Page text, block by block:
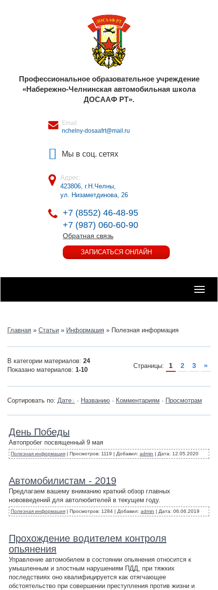
Профессиональное образовательное учреждение
«Набережно-Челнинская автомобильная школа
ДОСААФ РТ».
Email
nchelny-dosaafrt@mail.ru
Мы в соц. сетях
Адрес:
423806, г.Н.Челны,
ул. Низаметдинова, 26
+7 (8552) 46-48-95
+7 (987) 060-60-90
Обратная связь
ЗАПИСАТЬСЯ ОНЛАЙН
Toggle
Главная » Статьи » Информация » Полезная информация
В категории материалов: 24
Показано материалов: 1-10
Страницы: 1 2 3 »
Сортировать по: Дате · Названию · Комментариям · Просмотрам
День Победы
Автопробег посвященный 9 мая
Полезная информация Просмотров: 1119 Добавил: admin Дата: 12.05.2020
Автомобилистам - 2019
Предлагаем вашему вниманию краткий обзор главных
нововведений для автолюбителей в текущем году.
Полезная информация Просмотров: 1284 Добавил: admin Дата: 06.06.2019
Прохождение водителем контроля
опьянения
Управление автомобилем в состоянии опьянения относится к
умышленным и злостным нарушениям ПДД, при тяжких
последствиях оно квалифицируется как отягчающее
обстоятельство при совершении преступления против жизни и